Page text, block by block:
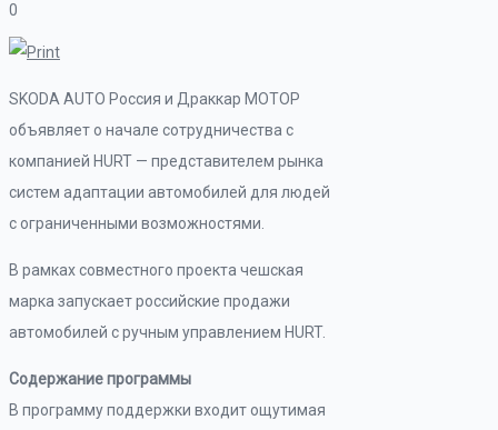
0
SKODA AUTO Россия и Драккар МОТОР
объявляет о начале сотрудничества с
компанией HURT — представителем рынка
систем адаптации автомобилей для людей
с ограниченными возможностями.
В рамках совместного проекта чешская
марка запускает российские продажи
автомобилей с ручным управлением HURT.
Содержание программы
В программу поддержки входит ощутимая